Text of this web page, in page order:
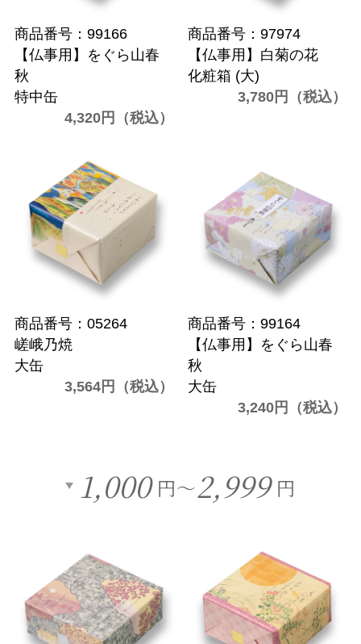
商品番号：99166
【仏事用】をぐら山春
秋
特中缶
4,320円（税込）
商品番号：97974
【仏事用】白菊の花
化粧箱 (大)
3,780円（税込）
商品番号：05264
嵯峨乃焼
大缶
3,564円（税込）
商品番号：99164
【仏事用】をぐら山春
秋
大缶
3,240円（税込）
1,000 円～2,999 円